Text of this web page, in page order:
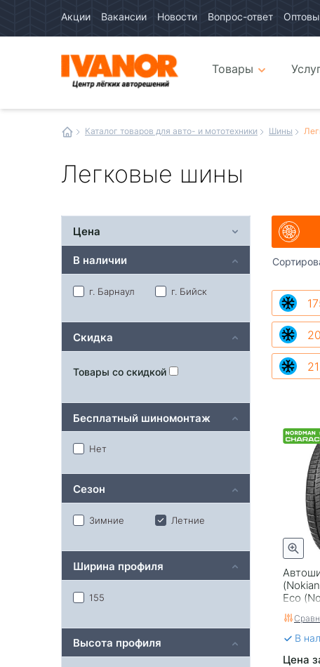
Акции Вакансии Новости Вопрос-ответ
интернетТовары
Каталог товаров для авто- и мототехники Шины
Легковые шины
Eco
В
Цена
Цена
В наличии
г. Барнаул г. Бийск
Скидка
Товары со скидкой
Бесплатный шиномонтаж
Нет
Сезон
Зимние Летние
Ширина профиля
155
Высота профиля